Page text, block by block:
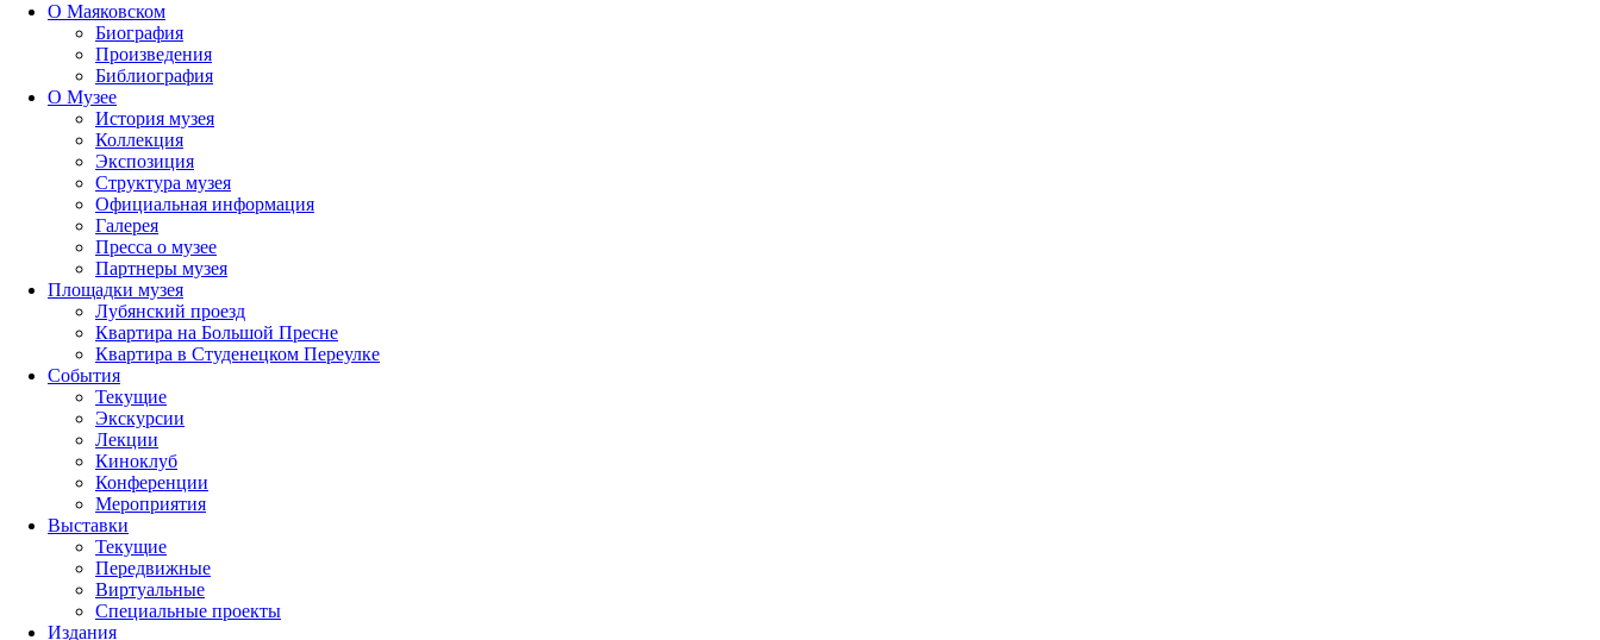
О Маяковском
Биография
Произведения
Библиография
О Музее
История музея
Коллекция
Экспозиция
Структура музея
Официальная информация
Галерея
Пресса о музее
Партнеры музея
Площадки музея
Лубянский проезд
Квартира на Большой Пресне
Квартира в Студенецком Переулке
События
Текущие
Экскурсии
Лекции
Киноклуб
Конференции
Мероприятия
Выставки
Текущие
Передвижные
Виртуальные
Специальные проекты
Издания